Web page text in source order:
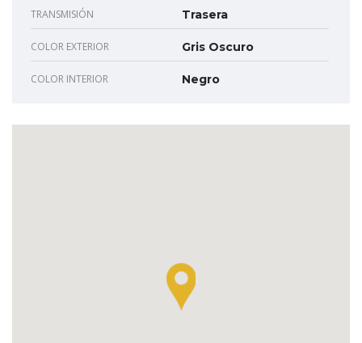
TRANSMISIÓN Trasera
COLOR EXTERIOR Gris Oscuro
COLOR INTERIOR Negro